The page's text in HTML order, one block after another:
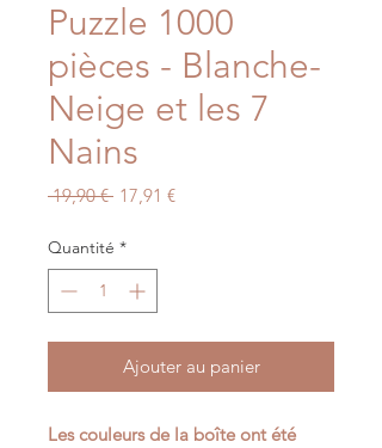
Puzzle 1000
pièces - Blanche-
Neige et les 7
Nains
19,90 € Prix
17,91 €Prix
Quantité *
Ajouter au panier
Les couleurs de la boîte ont été